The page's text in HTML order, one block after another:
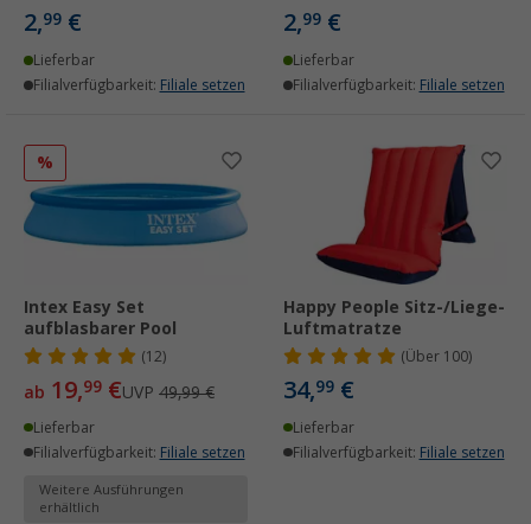
2,99 €
Lieferbar
Filialverfügbarkeit: Filiale setzen
2,99 €
Lieferbar
Filialverfügbarkeit: Filiale setzen
%
Intex Easy Set
aufblasbarer Pool
(12)
ab 19,99 €UVP 49,99 €
Lieferbar
Filialverfügbarkeit: Filiale setzen
Weitere Ausführungen
erhältlich
Happy People Sitz-/Liege-
Luftmatratze
(Über100)
34,99 €
Lieferbar
Filialverfügbarkeit: Filiale setzen